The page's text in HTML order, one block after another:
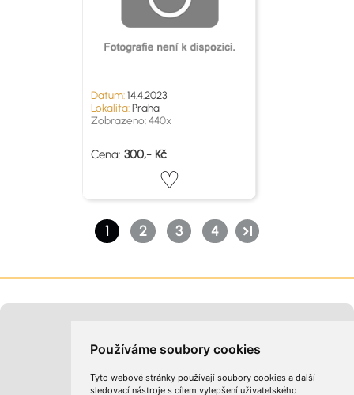
Používáme soubory cookies
Tyto webové stránky používají soubory cookies a další
sledovací nástroje s cílem vylepšení uživatelského
Datum:14.4.2023
Lokalita:Praha
Zobrazeno: 440x
Cena: 300,- Kč
1 2 3 4
Kontakt na provozovatele